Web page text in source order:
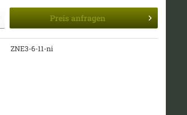
Preis anfragen
ZNE3-6-11-ni